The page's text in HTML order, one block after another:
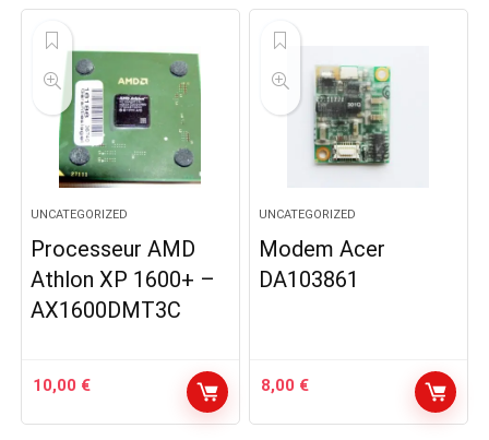
UNCATEGORIZED
Processeur AMD
Athlon XP 1600+ –
AX1600DMT3C
10,00 €
UNCATEGORIZED
Modem Acer
DA103861
8,00 €